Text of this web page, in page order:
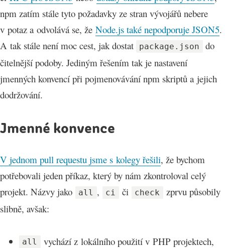
npm zatím stále tyto požadavky ze stran vývojářů nebere
v potaz a odvolává se, že Node.js také nepodporuje JSON5.
A tak stále není moc cest, jak dostat
package.json
do
čitelnější podoby. Jediným řešením tak je nastavení
jmenných konvencí při pojmenovávání npm skriptů a jejich
dodržování.
Jmenné konvence
V jednom pull requestu jsme s kolegy řešili, že bychom
potřebovali jeden příkaz, který by nám zkontroloval celý
projekt. Názvy jako
all , ci či check
zprvu působily
slibně, avšak:
all
vychází z lokálního použití v PHP projektech,